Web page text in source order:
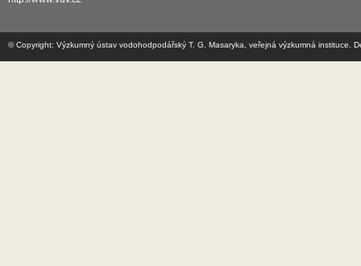
© Copyright: Výzkumný ústav vodohodpodářský T. G. Masaryka, veřejná výzkumná instituce.